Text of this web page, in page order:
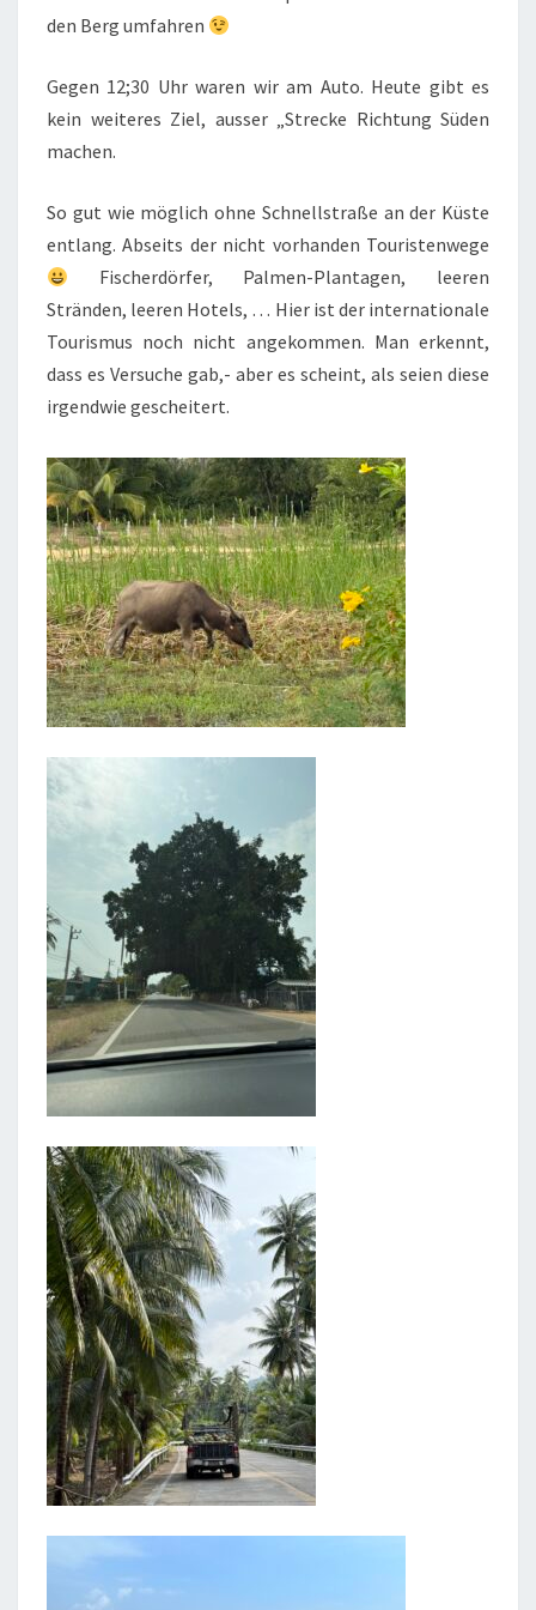
den Berg umfahren
Gegen 12;30 Uhr waren wir am Auto. Heute gibt es
kein weiteres Ziel, ausser „Strecke Richtung Süden
machen.
So gut wie möglich ohne Schnellstraße an der Küste
entlang. Abseits der nicht vorhanden Touristenwege
Fischerdörfer, Palmen-Plantagen, leeren
Stränden, leeren Hotels, … Hier ist der internationale
Tourismus noch nicht angekommen. Man erkennt,
dass es Versuche gab,- aber es scheint, als seien diese
irgendwie gescheitert.